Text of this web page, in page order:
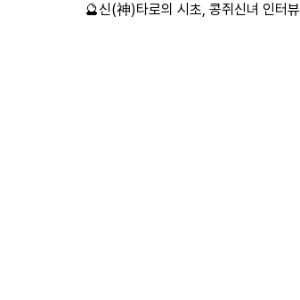
🔮신(神)타로의 시초, 콩쥐신녀 인터뷰